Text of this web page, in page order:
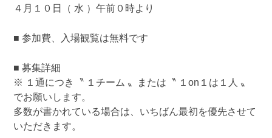
４月１０日（ 水 ）午前０時より
■ 参加費、入場観覧は無料です
■ 募集詳細
※ １通につき〝 １チーム 〟または〝 １on１は１人 〟
でお願いします。
多数が書かれている場合は、いちばん最初を優先させて
いただきます。